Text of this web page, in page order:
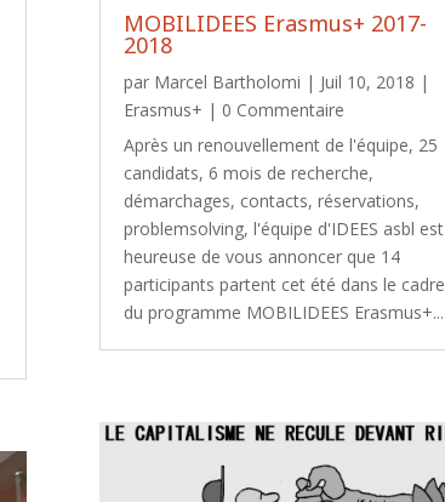
MOBILIDEES Erasmus+ 2017-
2018
par Marcel Bartholomi | Juil 10, 2018 |
Erasmus+ | 0 Commentaire
Après un renouvellement de l'équipe, 25
candidats, 6 mois de recherche,
démarchages, contacts, réservations,
problemsolving, l'équipe d'IDEES asbl est
heureuse de vous annoncer que 14
participants partent cet été dans le cadre
du programme MOBILIDEES Erasmus+...